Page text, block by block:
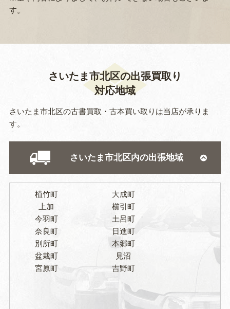
す。
さいたま市北区の出張買取り
対応地域
さいたま市北区の古書買取・古本買い取りは当店が承りま
す。
さいたま市北区内の出張地域
植竹町
大成町
上加
櫛引町
今羽町
土呂町
奈良町
日進町
別所町
本郷町
盆栽町
見沼
宮原町
吉野町